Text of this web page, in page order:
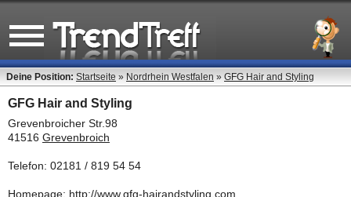
Deine Position: Startseite » Nordrhein Westfalen » GFG Hair and Styling
GFG Hair and Styling
Grevenbroicher Str.98
41516 Grevenbroich
Telefon: 02181 / 819 54 54
Homepage: http://www.gfg-hairandstyling.com